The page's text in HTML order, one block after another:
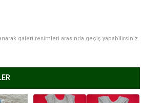
galeri resimleri arasında geçiş yapabilirsiniz.